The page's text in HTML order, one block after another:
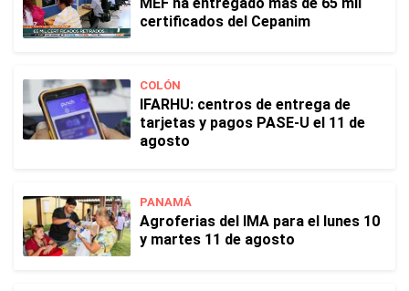
certificados del Cepanim
COLÓN
IFARHU: centros de entrega de
tarjetas y pagos PASE-U el 11 de
agosto
PANAMÁ
Agroferias del IMA para el lunes 10
y martes 11 de agosto